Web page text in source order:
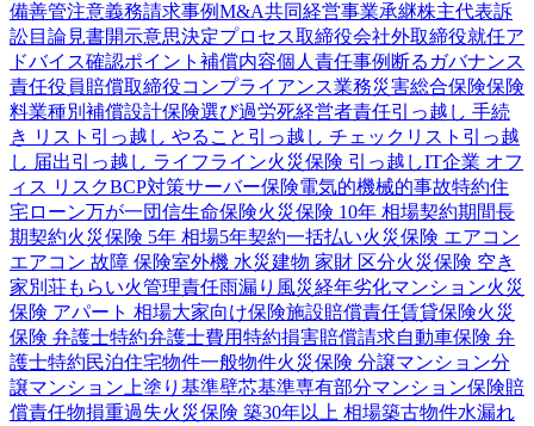
備善管注意義務請求事例M&A共同経営事業承継株主代表訴
訟目論見書開示意思決定プロセス取締役会社外取締役就任ア
ドバイス確認ポイント 補償内容個人責任事例 断る ガバナンス
責任役員賠償取締役コンプライアンス業務災害総合保険保険
料業種別 補償設計保険選び過労死経営者責任引っ越し 手続
き リスト 引っ越し やること 引っ越し チェックリスト 引っ越
し 届出引っ越し ライフライン火災保険 引っ越しIT企業 オフ
ィス リスクBCP対策サーバー保険電気的機械的事故特約住
宅ローン万が一団信生命保険火災保険 10年 相場契約期間長
期契約火災保険 5年 相場5年契約一括払い火災保険 エアコン
エアコン 故障 保険室外機 水災建物 家財 区分火災保険 空き
家別荘もらい火管理責任雨漏り 風災経年劣化マンション火災
保険 アパート 相場大家向け保険施設賠償責任賃貸保険火災
保険 弁護士特約弁護士費用特約損害賠償請求自動車保険 弁
護士特約民泊住宅物件一般物件火災保険 分譲マンション分
譲マンション 上塗り基準壁芯基準専有部分マンション保険賠
償責任物損重過失火災保険 築30年以上 相場築古物件水漏れ